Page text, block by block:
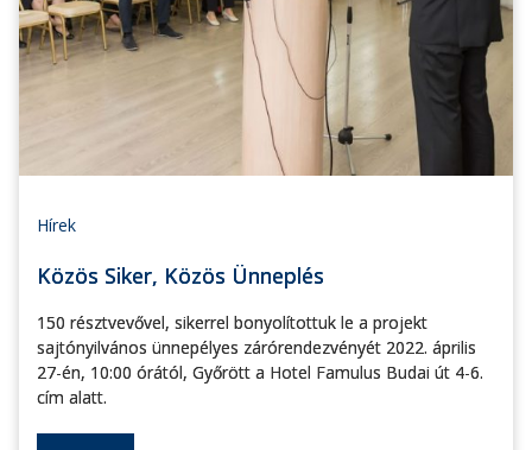
Hírek
Közös Siker, Közös Ünneplés
150 résztvevővel, sikerrel bonyolítottuk le a projekt
sajtónyilvános ünnepélyes zárórendezvényét 2022. április
27-én, 10:00 órától, Győrött a Hotel Famulus Budai út 4-6.
cím alatt.